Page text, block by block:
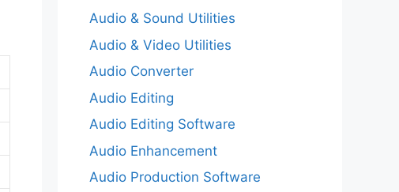
Audio & Sound Utilities
Audio & Video Utilities
Audio Converter
Audio Editing
Audio Editing Software
Audio Enhancement
Audio Production Software